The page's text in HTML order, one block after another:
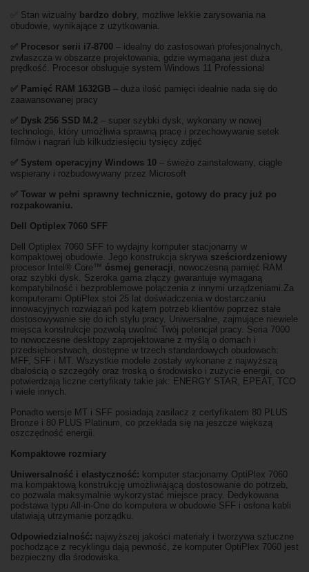
✅ Stan wizualny bardzo dobry, możliwe lekkie zarysowania na
obudowie, wynikające z użytkowania.
✅ Procesor serii i7-8700 – idealny do zastosowań profesjonalnych,
zwłaszcza w obszarze projektowania, gdzie wymagana jest duża
prędkość. Procesor obsługuje system Windows 11 Professional
✅ Pamięć RAM 1632GB – duża ilość pamięci idealnie nada się do
zaawansowanej pracy
✅ Dysk 256 SSD M.2 – super szybki dysk, wykonany w nowej
technologii, który umożliwia sprawną pracę i przechowywanie setek
filmów i nagrań lub kilkudziesięciu tysięcy zdjęć
✅ System operacyjny Windows 10 – świeżo zainstalowany, ciągle
wspierany i rozbudowywany przez Microsoft
✅ Towar w pełni sprawny technicznie, gotowy do pracy już po
rozpakowaniu.
Dell Optiplex 7060 SFF
Dell Optiplex 7060 SFF to wydajny komputer stacjonarny w
kompaktowej obudowie. Jego konstrukcja skrywa sześciordzeniowy
procesor Intel® Core™ ósmej generacji, nowoczesną pamięć RAM
oraz szybki dysk. Szeroka gama złączy gwarantuje wymaganą
kompatybilność i bezproblemowe połączenia z innymi urządzeniami.Za
komputerami OptiPlex stoi 25 lat doświadczenia w dostarczaniu
innowacyjnych rozwiązań pod kątem potrzeb klientów poprzez stałe
dostosowywanie się do ich stylu pracy. Uniwersalne, zajmujące niewiele
miejsca konstrukcje pozwolą uwolnić Twój potencjał pracy. Seria 7000
to nowoczesne desktopy zaprojektowane z myślą o domach i
przedsiębiorstwach, dostępne w trzech standardowych obudowach:
MFF, SFF i MT. Wszystkie modele zostały wykonane z najwyższą
dbałością o szczegóły oraz troską o środowisko i zużycie energii, co
potwierdzają liczne certyfikaty takie jak: ENERGY STAR, EPEAT, TCO
i wiele innych.
Ponadto wersje MT i SFF posiadają zasilacz z certyfikatem 80 PLUS
Bronze i 80 PLUS Platinum, co przekłada się na jeszcze większą
oszczędność energii.
Kompaktowe rozmiary
Uniwersalność i elastyczność: komputer stacjonarny OptiPlex 7060
ma kompaktową konstrukcję umożliwiającą dostosowanie do potrzeb,
co pozwala maksymalnie wykorzystać miejsce pracy. Dedykowana
podstawa typu All-in-One do komputera w obudowie SFF i osłona kabli
ułatwiają utrzymanie porządku.
Odpowiedzialność: najwyższej jakości materiały i tworzywa sztuczne
pochodzące z recyklingu dają pewność, że komputer OptiPlex 7060 jest
bezpieczny dla środowiska.